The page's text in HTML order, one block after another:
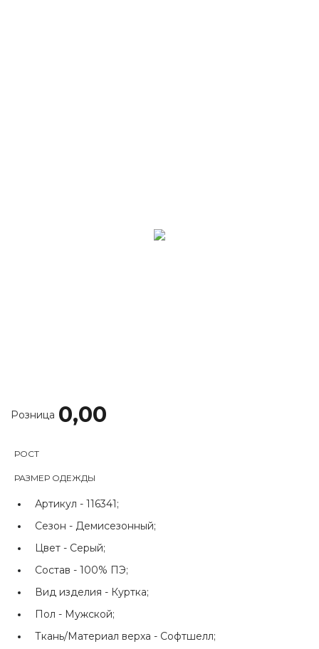
Розница 0,00
РОСТ
РАЗМЕР ОДЕЖДЫ
Артикул - 116341;
Сезон - Демисезонный;
Цвет - Серый;
Состав - 100% ПЭ;
Вид изделия - Куртка;
Пол - Мужской;
Ткань/Материал верха - Софтшелл;